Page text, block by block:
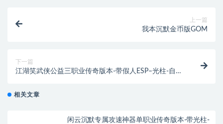
上一篇
我本沉默金币版GOM
下一篇
江湖笑武侠公益三职业传奇版本-带假人ESP–光柱-自动
相关文章
闲云沉默专属攻速神器单职业传奇版本-带光柱-